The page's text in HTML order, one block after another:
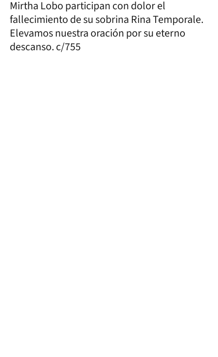
Mirtha Lobo participan con dolor el
fallecimiento de su sobrina Rina Temporale.
Elevamos nuestra oración por su eterno
descanso. c/755